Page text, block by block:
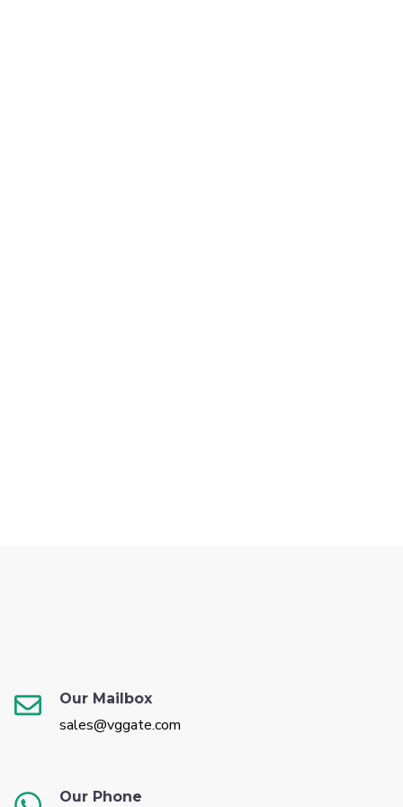
Our Mailbox
sales@vggate.com
Our Phone